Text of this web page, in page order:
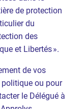
de protection
du
des
et Libertés ».
de vos
politique ou pour
le Délégué à